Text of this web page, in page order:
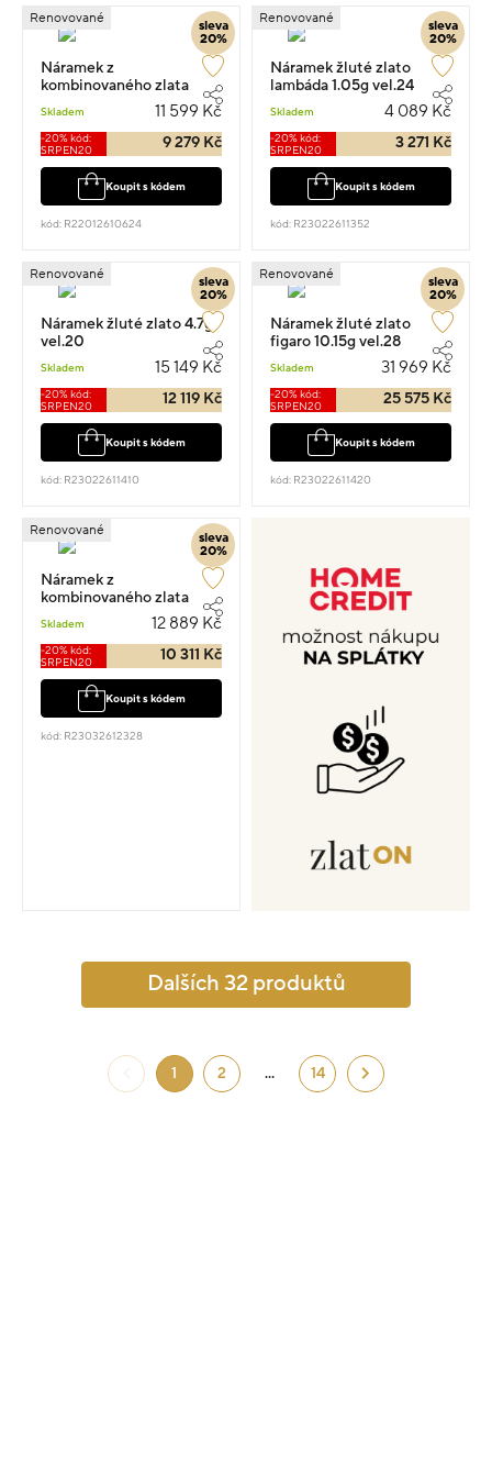
sleva
20%
Renovované
Náramek z
kombinovaného zlata
kroucený 3.6g vel.19
Skladem 11 599 Kč
-20% kód:
SRPEN20
9 279 Kč
Koupit s kódem
kód: R22012610624
sleva
20%
Renovované
Náramek žluté zlato
lambáda 1.05g vel.24
Skladem 4 089 Kč
-20% kód:
SRPEN20
3 271 Kč
Koupit s kódem
kód: R23022611352
sleva
20%
Renovované
Náramek žluté zlato 4.7g
vel.20
Skladem 15 149 Kč
-20% kód:
SRPEN20
12 119 Kč
Koupit s kódem
kód: R23022611410
sleva
20%
Renovované
Náramek žluté zlato
figaro 10.15g vel.28
Skladem 31 969 Kč
-20% kód:
SRPEN20
25 575 Kč
Koupit s kódem
kód: R23022611420
sleva
20%
Renovované
Náramek z
kombinovaného zlata
Skladem 12 889 Kč
-20% kód:
SRPEN20
10 311 Kč
Koupit s kódem
kód: R23032612328
Dalších 32 produktů
1 2 ... 14